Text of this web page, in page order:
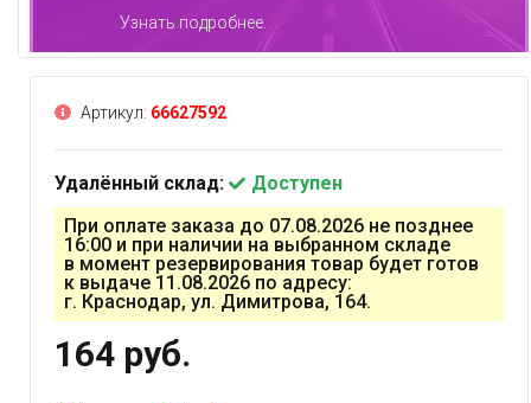
Узнать подробнее.
Артикул: 66627592
Удалённый склад:
Доступен
При оплате заказа до 07.08.2026 не позднее
16:00 и при наличии на выбранном складе
в момент резервирования товар будет готов
к выдаче 11.08.2026 по адресу:
г. Краснодар, ул. Димитрова, 164.
164 руб.